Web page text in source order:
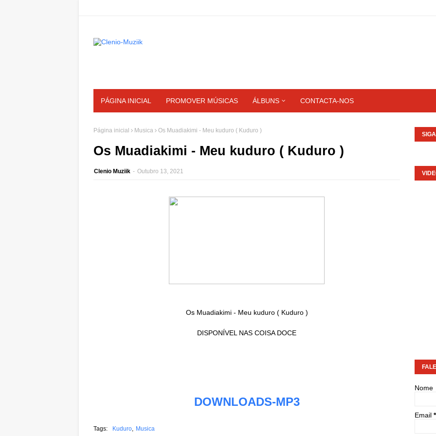
PÁGINA INICIAL PROMOVER MÚSICAS ÁLBUNS CONTACTA-NOS
Página inicial Musica Os Muadiakimi - Meu kuduro ( Kuduro )
Os Muadiakimi - Meu kuduro ( Kuduro )
Clenio Muziik - Outubro 13, 2021
Os Muadiakimi - Meu kuduro ( Kuduro )
DISPONÍVEL NAS COISA DOCE
DOWNLOADS-MP3
Tags: Kuduro Musica
Nome
Email *